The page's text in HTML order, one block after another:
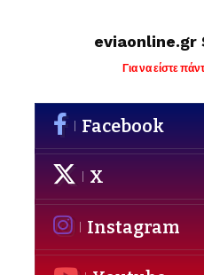
eviaonline.gr
Για να είστε
Facebook
X
Instagram